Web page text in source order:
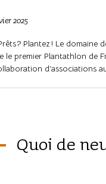
2025
? Plan­tez ! Le domaine
le premier Plan­tath­lon de
d’as­so­cia­tions
Quoi de